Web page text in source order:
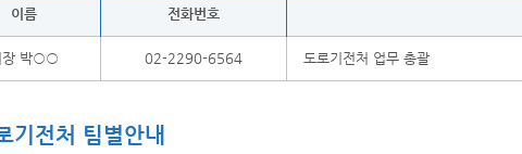
이름 전화번호
장 박○○ 02-2290-6564 도로기전처 업무 총괄
기전처 팀별안내